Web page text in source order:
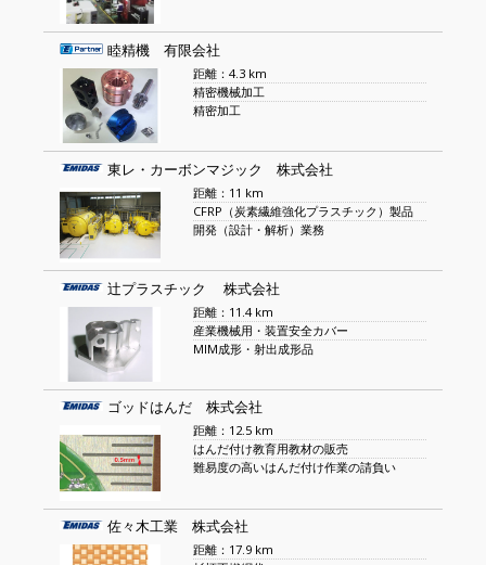
睦精機 有限会社
距離：4.3 km
精密機械加工
精密加工
東レ・カーボンマジック 株式会社
距離：11 km
CFRP（炭素繊維強化プラスチック）製品
開発（設計・解析）業務
辻プラスチック 株式会社
距離：11.4 km
産業機械用・装置安全カバー
MIM成形・射出成形品
ゴッドはんだ 株式会社
距離：12.5 km
はんだ付け教育用教材の販売
難易度の高いはんだ付け作業の請負い
佐々木工業 株式会社
距離：17.9 km